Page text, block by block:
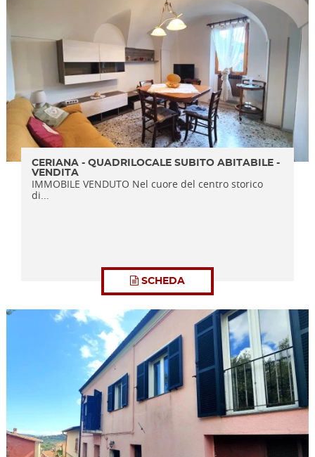
CERIANA - QUADRILOCALE SUBITO ABITABILE -
VENDITA
IMMOBILE VENDUTO Nel cuore del centro storico
di...
SCHEDA